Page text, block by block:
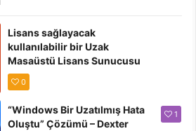
Lisans sağlayacak
kullanılabilir bir Uzak
Masaüstü Lisans Sunucusu
olmadığından” Hatası
Çözümü
0
“Windows Bir Uzatılmış Hata
Oluştu” Çözümü – Dexter
1